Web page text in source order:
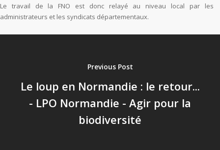
Le travail de la FNO est donc relayé au niveau local par les
administrateurs et les syndicats départementaux.
Previous Post
Le loup en Normandie : le retour...
- LPO Normandie - Agir pour la
biodiversité